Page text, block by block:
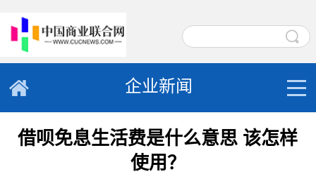
企业新闻
借呗免息生活费是什么意思 该怎样
使用？